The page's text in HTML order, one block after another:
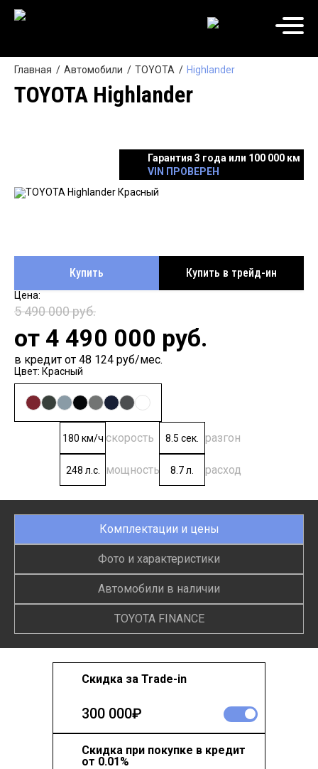
Главная Автомобили TOYOTA Highlander
TOYOTA Highlander
Гарантия 3 года или 100 000 км
VIN ПРОВЕРЕН
180 км/ч скорость 8.5 сек. разгон
248 л.с. мощность 8.7 л. расход
Цвет: Красный
от 4 490 000 руб.
5 490 000 руб.
в кредит от 48 124 руб/мес.
Купить Купить в трейд-ин
Комплектации и цены
Фото и характеристики
Автомобили в наличии
TOYOTA FINANCE
Скидка за Trade-in
300 000₽
Скидка при покупке в кредит
от 0.01%